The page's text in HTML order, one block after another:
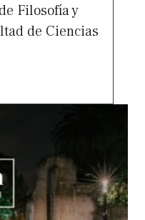
Filosofía y
de Ciencias